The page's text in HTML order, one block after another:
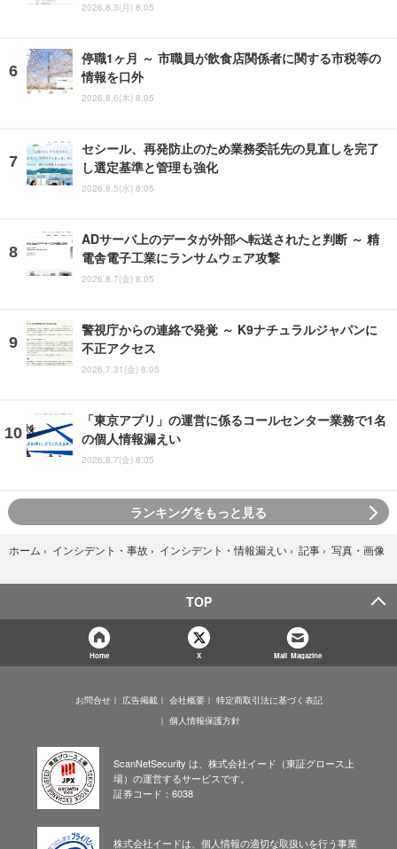
2026.8.3(月) 8:05
停職1ヶ月 ～ 市職員が飲食店関係者に関する市税等の
情報を口外
2026.8.6(木) 8:05
セシール、再発防止のため業務委託先の見直しを完了
し選定基準と管理も強化
2026.8.5(水) 8:05
ADサーバ上のデータが外部へ転送されたと判断 ～ 精
電舎電子工業にランサムウェア攻撃
2026.8.7(金) 8:05
警視庁からの連絡で発覚 ～ K9ナチュラルジャパンに
不正アクセス
2026.7.31(金) 8:05
「東京アプリ」の運営に係るコールセンター業務で1名
の個人情報漏えい
2026.8.7(金) 8:05
ランキングをもっと見る
ホーム › インシデント・事故 › インシデント・情報漏えい › 記事 › 写真・画像
TOP
Home X Mail Magazine
お問合せ 広告掲載 会社概要
特定商取引法に基づく表記
個人情報保護方針
ScanNetSecurity は、株式会社イード（東証グロース上
場）の運営するサービスです。
証券コード：6038
株式会社イードは、個人情報の適切な取扱いを行う事業